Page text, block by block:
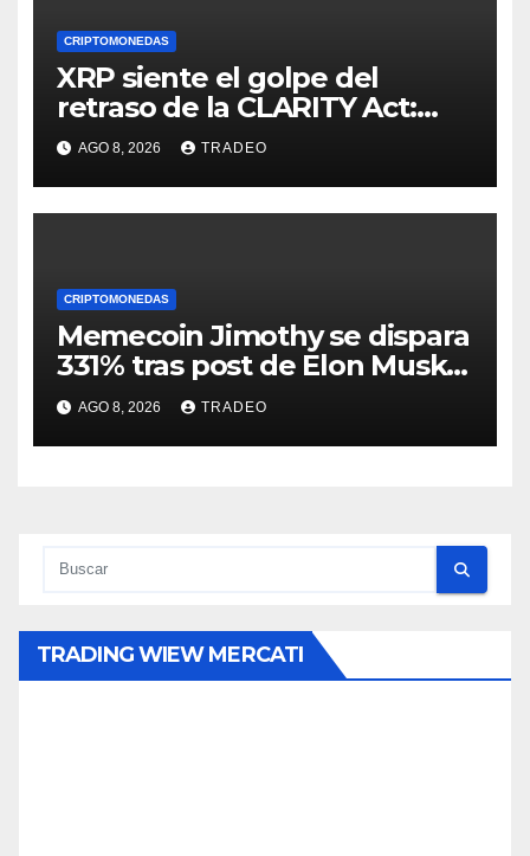
CRIPTOMONEDAS
XRP siente el golpe del
retraso de la CLARITY Act:
¿Podrá mantenerse por
encima de $1?
AGO 8, 2026 TRADEO
CRIPTOMONEDAS
Memecoin Jimothy se dispara
331% tras post de Elon Musk
sobre un mapache
AGO 8, 2026 TRADEO
TRADING WIEW MERCATI